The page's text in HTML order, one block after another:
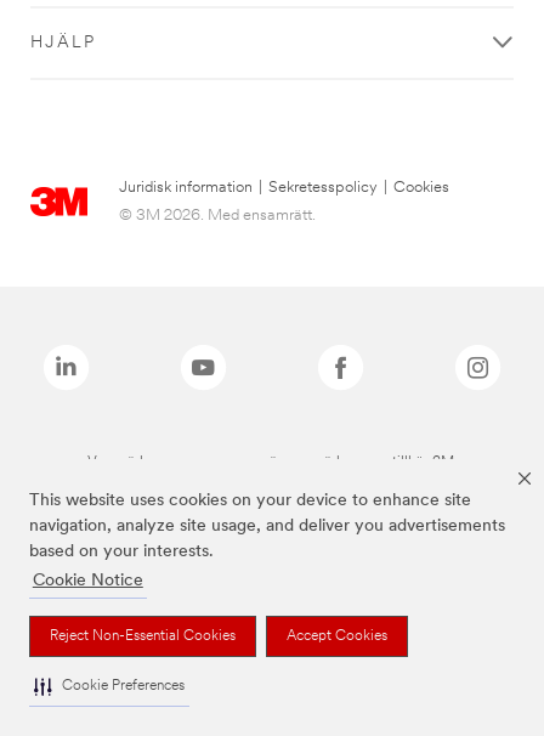
This website uses cookies on your device to enhance site
navigation, analyze site usage, and deliver you advertisements
based on your interests.
Cookie Notice
Reject Non-Essential Cookies Accept Cookies
Cookie Preferences
HJÄLP
Juridisk information Sekretesspolicy
Cookies
© 3M 2026. Med ensamrätt.
Varumärken som anges ovan är varumärken som tillhör 3M.